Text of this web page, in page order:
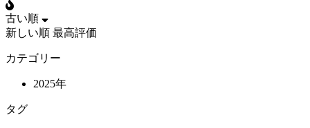
古い順
新しい順 最高評価
カテゴリー
2025年
タグ